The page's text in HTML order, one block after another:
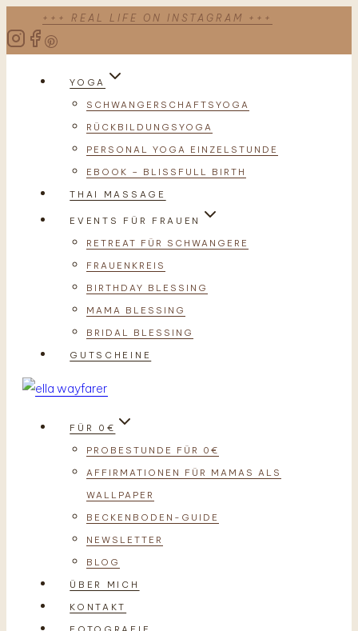
Inhalt
+++ REAL LIFE ON INSTAGRAM +++
YOGA
SCHWANGERSCHAFTSYOGA
RÜCKBILDUNGSYOGA
PERSONAL YOGA EINZELSTUNDE
EBOOK – BLISSFULL BIRTH
THAI MASSAGE
EVENTS FÜR FRAUEN
RETREAT FÜR SCHWANGERE
FRAUENKREIS
BIRTHDAY BLESSING
MAMA BLESSING
BRIDAL BLESSING
GUTSCHEINE
FÜR 0€
PROBESTUNDE FÜR 0€
AFFIRMATIONEN FÜR MAMAS ALS
WALLPAPER
BECKENBODEN-GUIDE
NEWSLETTER
BLOG
ÜBER MICH
KONTAKT